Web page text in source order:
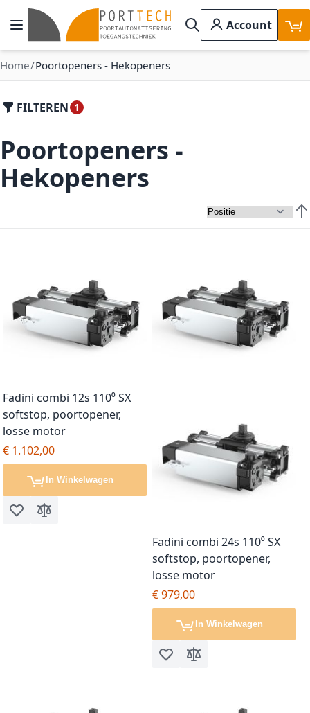
Ga naar de inhoud
Toggle Nav
Search
Account
Home Poortopeners - Hekopeners
FILTEREN
Poortopeners -
Hekopeners
Fadini combi 12s 110⁰ SX
softstop, poortopener,
losse motor
€ 1.102,00
In Winkelwagen
Voeg toe aan verlanglijst
Toevoegen om te vergelijken
Fadini combi 24s 110⁰ SX
softstop, poortopener,
losse motor
€ 979,00
In Winkelwagen
Voeg toe aan verlanglijst
Toevoegen om te